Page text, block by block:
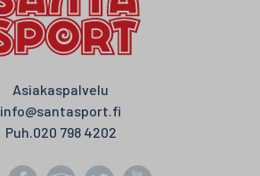
Asiakaspalvelu
info@santasport.fi
Puh.020 798 4202